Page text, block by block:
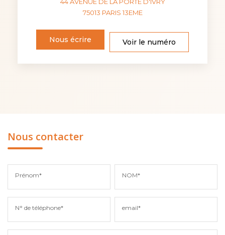
75013 PARIS 13EME
Nous écrire Voir le numéro
Nous contacter
Prénom* NOM*
N° de téléphone* email*